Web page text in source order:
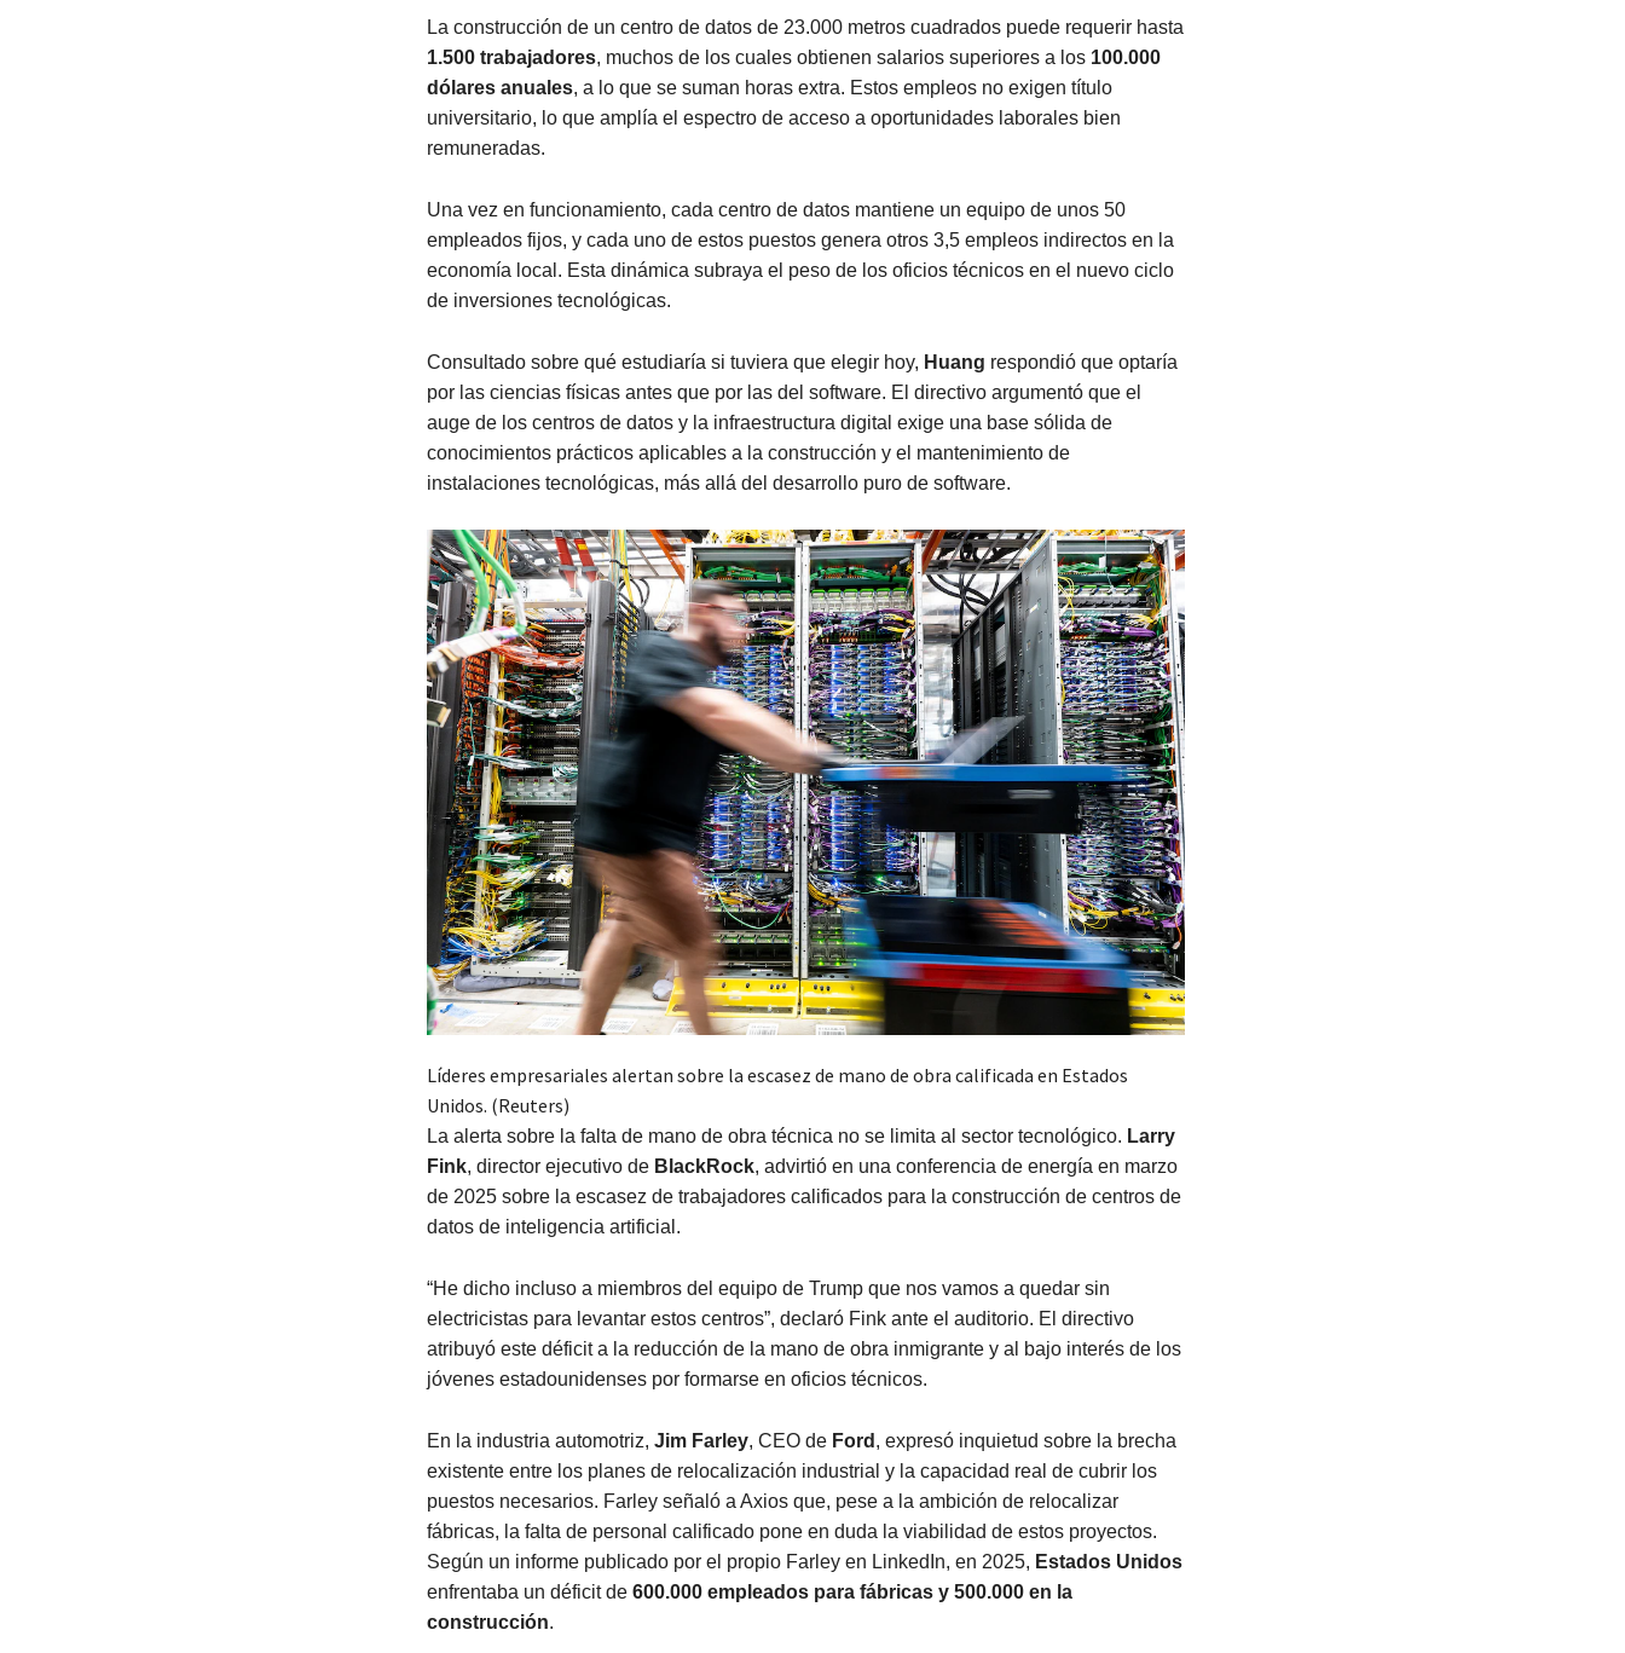
La construcción de un centro de datos de 23.000 metros cuadrados puede requerir hasta
1.500 trabajadores, muchos de los cuales obtienen salarios superiores a los 100.000
dólares anuales, a lo que se suman horas extra. Estos empleos no exigen título
universitario, lo que amplía el espectro de acceso a oportunidades laborales bien
remuneradas.
Una vez en funcionamiento, cada centro de datos mantiene un equipo de unos 50
empleados fijos, y cada uno de estos puestos genera otros 3,5 empleos indirectos en la
economía local. Esta dinámica subraya el peso de los oficios técnicos en el nuevo ciclo
de inversiones tecnológicas.
Consultado sobre qué estudiaría si tuviera que elegir hoy, Huang respondió que optaría
por las ciencias físicas antes que por las del software. El directivo argumentó que el
auge de los centros de datos y la infraestructura digital exige una base sólida de
conocimientos prácticos aplicables a la construcción y el mantenimiento de
instalaciones tecnológicas, más allá del desarrollo puro de software.
Líderes empresariales alertan sobre la escasez de mano de obra calificada en Estados
Unidos. (Reuters)
La alerta sobre la falta de mano de obra técnica no se limita al sector tecnológico. Larry
Fink, director ejecutivo de BlackRock, advirtió en una conferencia de energía en marzo
de 2025 sobre la escasez de trabajadores calificados para la construcción de centros de
datos de inteligencia artificial.
“He dicho incluso a miembros del equipo de Trump que nos vamos a quedar sin
electricistas para levantar estos centros”, declaró Fink ante el auditorio. El directivo
atribuyó este déficit a la reducción de la mano de obra inmigrante y al bajo interés de los
jóvenes estadounidenses por formarse en oficios técnicos.
En la industria automotriz, Jim Farley, CEO de Ford , expresó inquietud sobre la brecha
existente entre los planes de relocalización industrial y la capacidad real de cubrir los
puestos necesarios. Farley señaló a Axios que, pese a la ambición de relocalizar
fábricas, la falta de personal calificado pone en duda la viabilidad de estos proyectos.
Según un informe publicado por el propio Farley en LinkedIn, en 2025, Estados Unidos
enfrentaba un déficit de 600.000 empleados para fábricas y 500.000 en la
construcción.